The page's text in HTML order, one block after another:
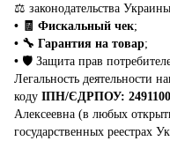
⚖️ законодательства
• 🧾 Фискальный чек;
• 🔧 Гарантия на товар;
• 🛡️ Защита прав
Легальность деятельности
коду ІПН/ЄДРПОУ:
Алексеевна (в любых
государственных реестрах